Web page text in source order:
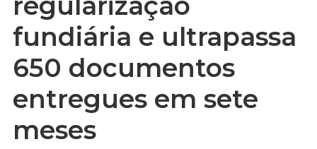
fundiária e ultrapassa
650 documentos
entregues em sete
meses